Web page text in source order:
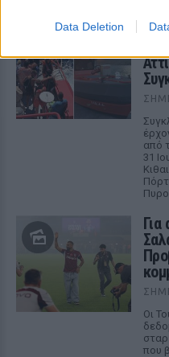
Data Deletion
από
31
Για
Οι
που